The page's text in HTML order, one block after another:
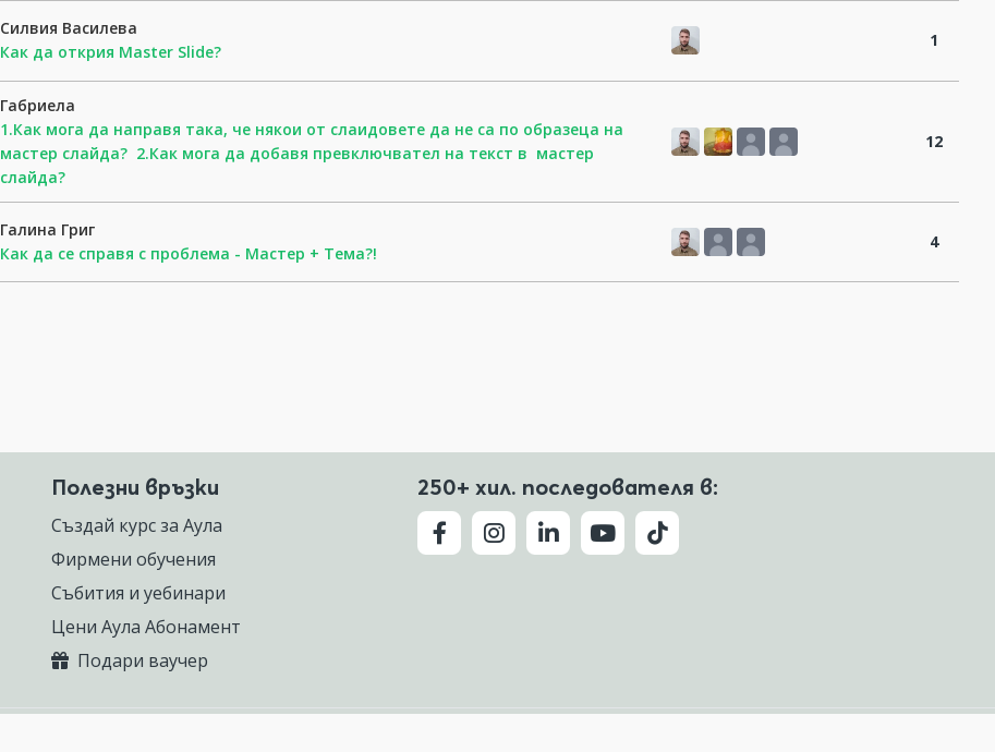
Силвия Василева
Как да открия Master Slide?
1
Габриела
1.Как мога да направя така, че някои от слаидовете да не са по образеца на
мастер слайда? 2.Как мога да добавя превключвател на текст в мастер
слайда?
12
Галина Григ
Как да се справя с проблема - Мастер + Тема?!
4
Полезни връзки
Създай курс за Аула
Фирмени обучения
Събития и уебинари
Цени Аула Абонамент
Подари ваучер
250+ хил. последователя в: